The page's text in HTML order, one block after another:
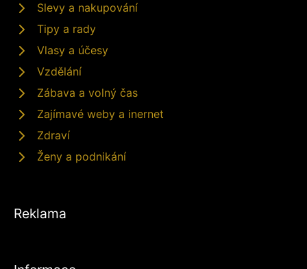
Slevy a nakupování
Tipy a rady
Vlasy a účesy
Vzdělání
Zábava a volný čas
Zajímavé weby a inernet
Zdraví
Ženy a podnikání
Reklama